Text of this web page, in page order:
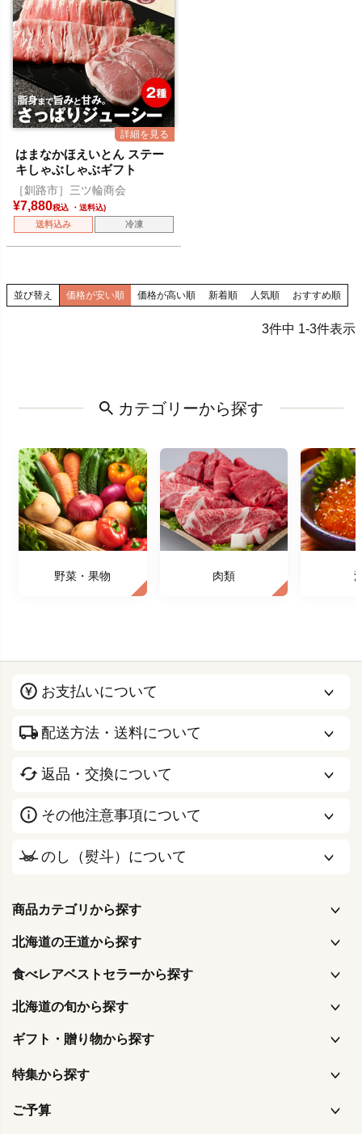
はまなかほえいとん ステー
キしゃぶしゃぶギフト
［釧路市］三ツ輪商会
¥7,880税込
送料込み 冷凍
並び替え 価格が安い順 価格が高い順 新着順 人気順 おすすめ順
3件中 1-3件表示
カテゴリーから探す
野菜・果物 肉類
お支払いについて
配送方法・送料について
返品・交換について
その他注意事項について
のし（熨斗）について
商品カテゴリから探す
北海道の王道から探す
食べレアベストセラーから探す
北海道の旬から探す
ギフト・贈り物から探す
特集から探す
ご予算